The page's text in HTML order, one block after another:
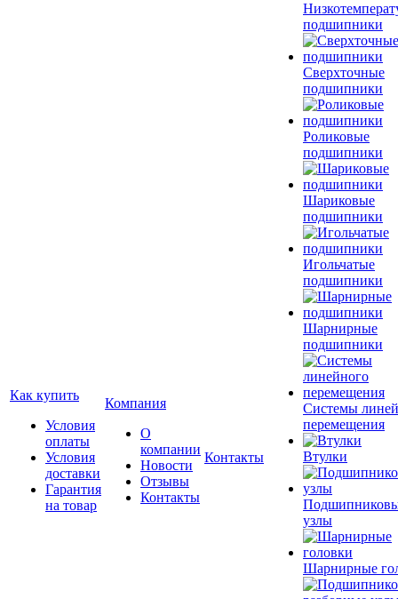
Как купить
Условия
оплаты
Условия
доставки
Гарантия
на товар
Компания
О
компании
Новости
Отзывы
Контакты
Контакты
подшипники
Сверхточные
подшипники
Роликовые
подшипники
Шариковые
подшипники
Игольчатые
подшипники
Шарнирные
подшипники
Системы
перемещения
Втулки
узлы
Шарнирные